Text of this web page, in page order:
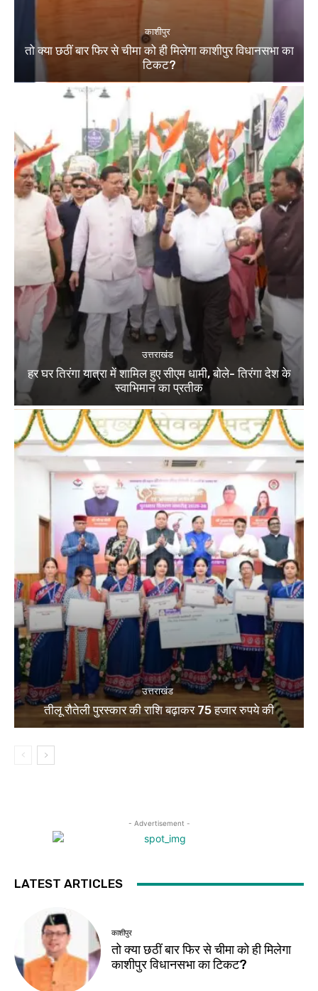
काशीपुर
तो क्या छठीं बार फिर से चीमा को ही मिलेगा काशीपुर विधानसभा का
टिकट?
उत्तराखंड
हर घर तिरंगा यात्रा में शामिल हुए सीएम धामी, बोले- तिरंगा देश के
स्वाभिमान का प्रतीक
उत्तराखंड
तीलू रौतेली पुरस्कार की राशि बढ़ाकर 75 हजार रुपये की
- Advertisement -
LATEST ARTICLES
काशीपुर
तो क्या छठीं बार फिर से चीमा को ही मिलेगा
काशीपुर विधानसभा का टिकट?